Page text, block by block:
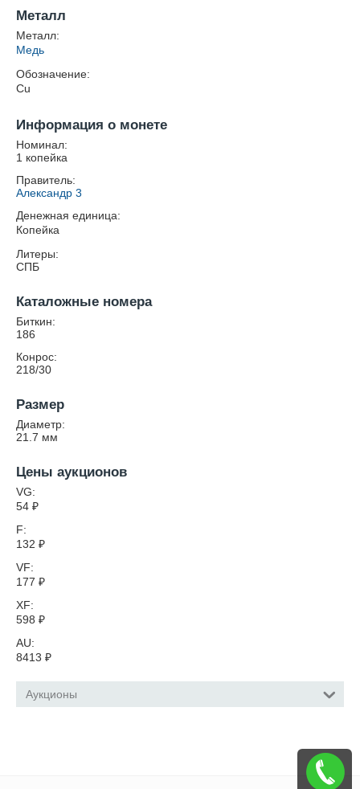
Металл
Металл:
Медь
Обозначение:
Cu
Информация о монете
Номинал:
1 копейка
Правитель:
Александр 3
Денежная единица:
Копейка
Литеры:
СПБ
Каталожные номера
Биткин:
186
Конрос:
218/30
Размер
Диаметр:
21.7 мм
Цены аукционов
VG:
54 ₽
F:
132 ₽
VF:
177 ₽
XF:
598 ₽
AU:
8413 ₽
Аукционы